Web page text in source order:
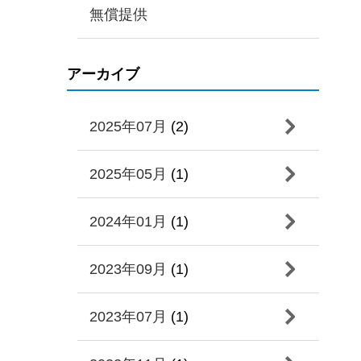
無償提供
アーカイブ
2025年07月 (2)
2025年05月 (1)
2024年01月 (1)
2023年09月 (1)
2023年07月 (1)